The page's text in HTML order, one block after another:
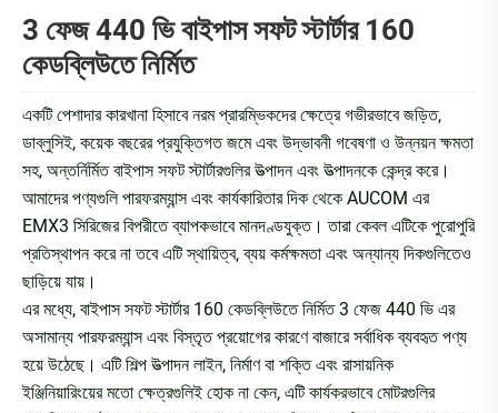
3 ফেজ 440 ভি বাইপাস সফট স্টার্টার 160
কেডব্লিউতে নির্মিত
একটি পেশাদার কারখানা হিসাবে নরম প্রারম্ভিকদের ক্ষেত্রে গভীরভাবে জড়িত,
ডাব্লুসিই, কয়েক বছরের প্রযুক্তিগত জমে এবং উদ্ভাবনী গবেষণা ও উন্নয়ন ক্ষমতা
সহ, অন্তর্নির্মিত বাইপাস সফট স্টার্টারগুলির উত্পাদন এবং উত্পাদনকে কেন্দ্র করে।
আমাদের পণ্যগুলি পারফরম্যান্স এবং কার্যকারিতার দিক থেকে AUCOM এর
EMX3 সিরিজের বিপরীতে ব্যাপকভাবে মানদণ্ডযুক্ত। তারা কেবল এটিকে পুরোপুরি
প্রতিস্থাপন করে না তবে এটি স্থায়িত্ব, ব্যয় কর্মক্ষমতা এবং অন্যান্য দিকগুলিতেও
ছাড়িয়ে যায়।
এর মধ্যে, বাইপাস সফট স্টার্টার 160 কেডব্লিউতে নির্মিত 3 ফেজ 440 ভি এর
অসামান্য পারফরম্যান্স এবং বিস্তৃত প্রয়োগের কারণে বাজারে সর্বাধিক ব্যবহৃত পণ্য
হয়ে উঠেছে। এটি শিল্প উত্পাদন লাইন, নির্মাণ বা শক্তি এবং রাসায়নিক
ইঞ্জিনিয়ারিংয়ের মতো ক্ষেত্রগুলিই হোক না কেন, এটি কার্যকরভাবে মোটরগুলির